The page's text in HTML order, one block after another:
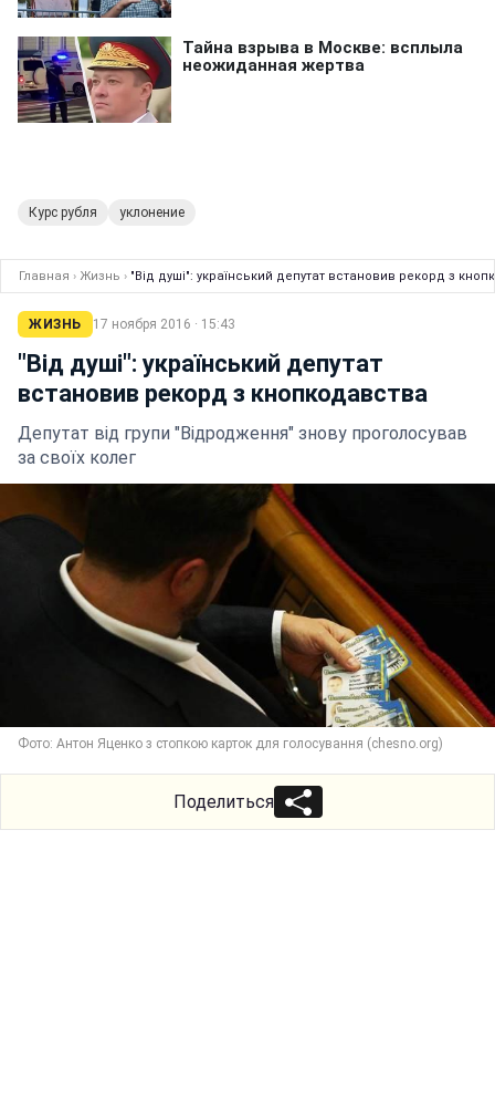
Курс рубля уклонение
Главная › Жизнь › "Від душі": український депутат встановив рекорд з
ЖИЗНЬ 17 ноября 2016 · 15:43
"Від душі": український депутат
встановив рекорд з кнопкодавства
Депутат від групи "Відродження" знову проголосував
за своїх колег
Фото: Антон Яценко з стопкою карток для голосування (chesno.org)
Поделиться